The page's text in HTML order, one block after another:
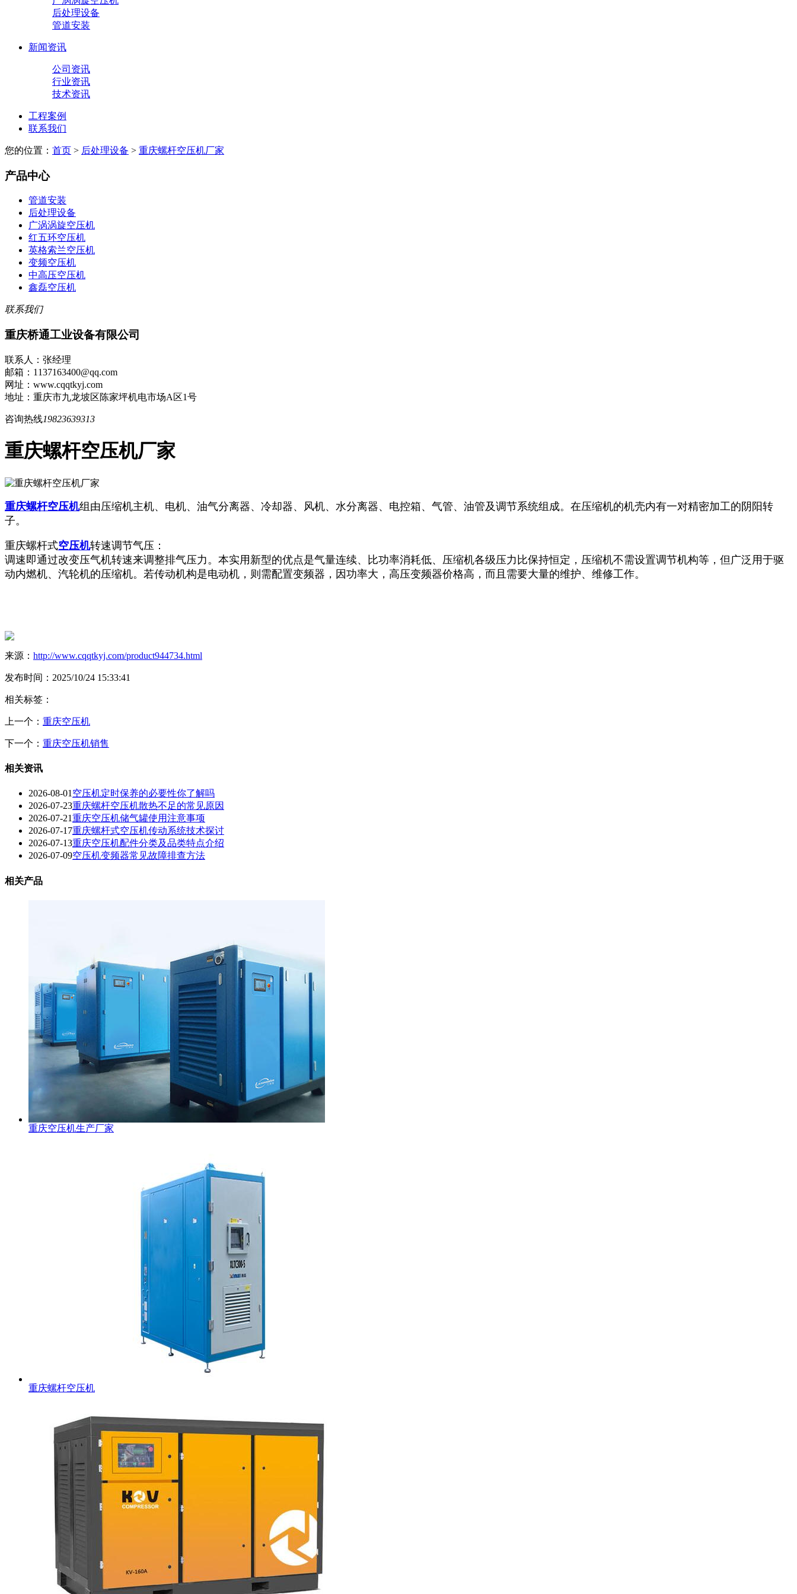
后处理设备
管道安装
新闻资讯
公司资讯
行业资讯
技术资讯
工程案例
联系我们
您的位置： 首页 > 后处理设备 > 重庆螺杆空压机厂家
产品中心
管道安装
后处理设备
广涡涡旋空压机
红五环空压机
英格索兰空压机
变频空压机
中高压空压机
鑫磊空压机
联系我们
重庆桥通工业设备有限公司
联系人：张经理
邮箱：1137163400@qq.com
网址：www.cqqtkyj.com
地址：重庆市九龙坡区陈家坪机电市场A区1号
咨询热线19823639313
重庆螺杆空压机厂家
重庆螺杆空压机组由压缩机主机、电机、油气分离器、冷却器、风机、水分离器、电控箱、气管、油管及调节系统组成。在压缩机的机壳内有一对精密加工的阴阳转
子。
重庆螺杆式空压机转速调节气压：
调速即通过改变压气机转速来调整排气压力。本实用新型的优点是气量连续、比功率消耗低、压缩机各级压力比保持恒定，压缩机不需设置调节机构等，但广泛用于驱
动内燃机、汽轮机的压缩机。若传动机构是电动机，则需配置变频器，因功率大，高压变频器价格高，而且需要大量的维护、维修工作。
来源： http://www.cqqtkyj.com/product944734.html
发布时间：2025/10/24 15:33:41
相关标签：
上一个： 重庆空压机
下一个： 重庆空压机销售
相关资讯
2026-08-01 空压机定时保养的必要性你了解吗
2026-07-23重庆螺杆空压机散热不足的常见原因
2026-07-21重庆空压机储气罐使用注意事项
2026-07-17重庆螺杆式空压机传动系统技术探讨
2026-07-13重庆空压机配件分类及品类特点介绍
2026-07-09空压机变频器常见故障排查方法
相关产品
重庆空压机生产厂家
重庆螺杆空压机